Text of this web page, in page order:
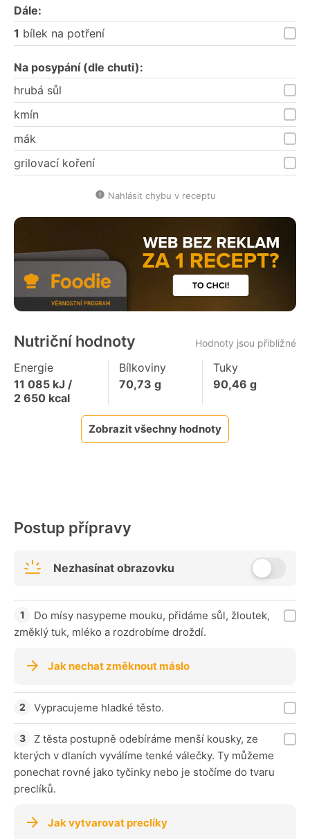
Dále:
1 bílek na potření
Na posypání (dle chuti):
hrubá sůl
kmín
mák
grilovací koření
Nahlásit chybu v receptu
Nutriční hodnoty Hodnoty jsou přibližné
Energie
11 085 kJ /
2 650 kcal
Bílkoviny
70,73 g
Tuky
90,46 g
Zobrazit všechny hodnoty
Postup přípravy
Nezhasínat obrazovku
Do mísy nasypeme mouku, přidáme sůl, žloutek,
změklý tuk, mléko a rozdrobíme droždí.
Jak nechat změknout máslo
Vypracujeme hladké těsto.
Z těsta postupně odebíráme menší kousky, ze
kterých v dlaních vyválíme tenké válečky. Ty můžeme
ponechat rovné jako tyčinky nebo je stočíme do tvaru
preclíků.
Jak vytvarovat preclíky